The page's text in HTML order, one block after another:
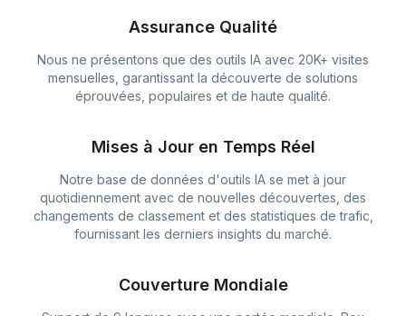
Assurance Qualité
Nous ne présentons que des outils IA avec 20K+ visites
mensuelles, garantissant la découverte de solutions
éprouvées, populaires et de haute qualité.
Mises à Jour en Temps Réel
Notre base de données d'outils IA se met à jour
quotidiennement avec de nouvelles découvertes, des
changements de classement et des statistiques de trafic,
fournissant les derniers insights du marché.
Couverture Mondiale